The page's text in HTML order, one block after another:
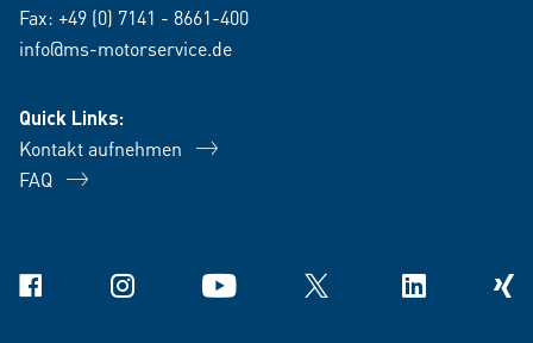
Fax: +49 (0) 7141 - 8661-400
info@ms-motorservice.de
Quick Links:
Kontakt aufnehmen
FAQ
Facebook Instagram YouTube X Linkedin Xing